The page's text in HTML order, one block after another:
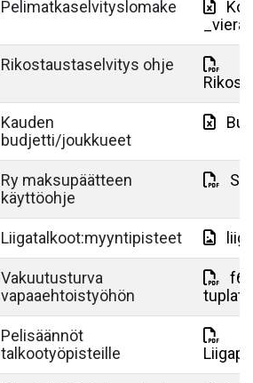
Pelimatkaselvityslomake
Rikostaustaselvitys ohje
Kauden
budjetti/joukkueet
Ry maksupäätteen
käyttöohje
Liigatalkoot:myyntipisteet
Vakuutusturva
vapaaehtoistyöhön
Pelisäännöt
talkootyöpisteille